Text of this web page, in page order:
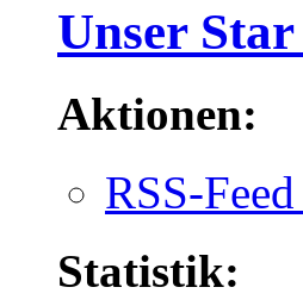
Unser
Aktionen:
RSS-
Statistik: